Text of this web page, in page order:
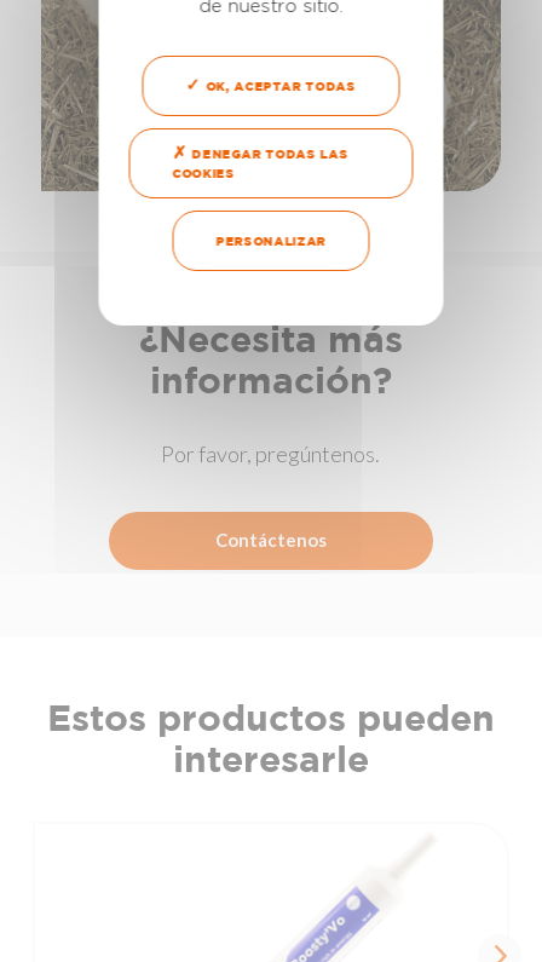
¿Necesita más
información?
Por favor, pregúntenos.
Contáctenos
Estos productos pueden
interesarle
de nuestro sitio.
OK, ACEPTAR TODAS
DENEGAR TODAS LAS
COOKIES
PERSONALIZAR